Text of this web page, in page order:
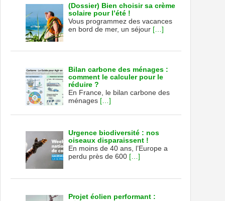
(Dossier) Bien choisir sa crème
solaire pour l’été !
Vous programmez des vacances
en bord de mer, un séjour […]
Bilan carbone des ménages :
comment le calculer pour le
réduire ?
En France, le bilan carbone des
ménages […]
Urgence biodiversité : nos
oiseaux disparaissent !
En moins de 40 ans, l’Europe a
perdu près de 600 […]
Projet éolien performant :